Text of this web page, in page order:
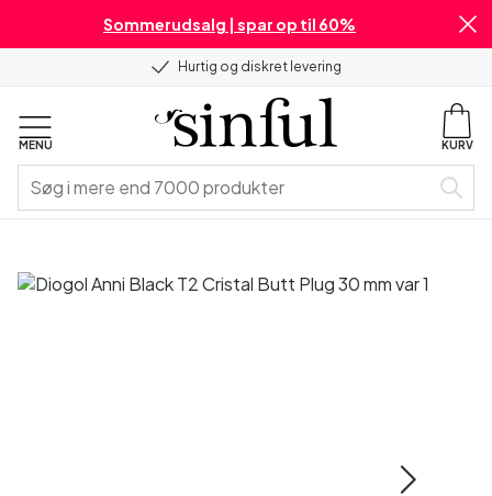
Sommerudsalg | spar op til 60%
Hurtig og diskret levering
MENU KURV